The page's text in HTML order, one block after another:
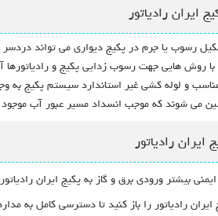
ایران رادیاتور
رسوب یا جرم در پکیج دیواری می تواند
روش هایی جهت رسوب زدایی پکیج و رادیاتورها
و لوله کشی غیر استاندارد سیستم پکیج
شوند که موجب انسداد مسیر عبور آب موجود
رادیاتور
بیشتر ورودی برق و گاز به پکیج ایران
رادیاتور را باز کنید تا دسترسی کامل به